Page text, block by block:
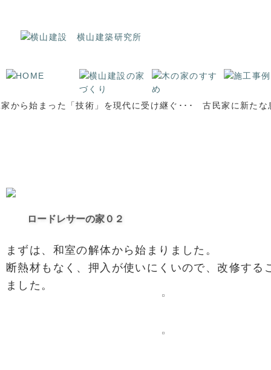
ロードレサーの家０２
まずは、和室の解体から始まりました。
断熱材もなく、押入が使いにくいので、改修する
ました。